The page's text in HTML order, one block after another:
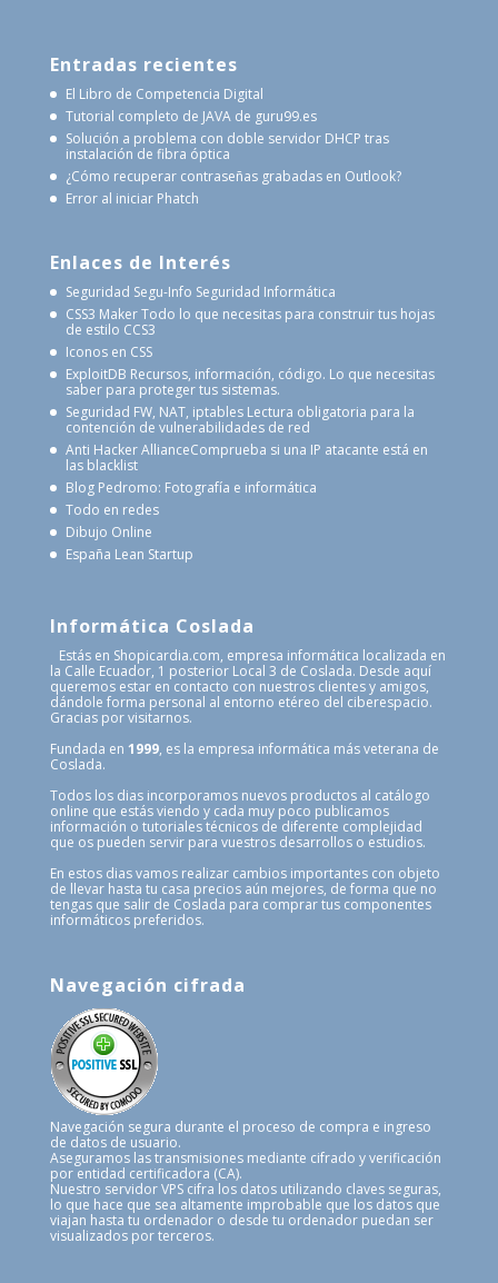
Entradas recientes
El Libro de Competencia Digital
Tutorial completo de JAVA de guru99.es
Solución a problema con doble servidor DHCP tras
instalación de fibra óptica
¿Cómo recuperar contraseñas grabadas en Outlook?
Error al iniciar Phatch
Enlaces de Interés
Seguridad Segu-Info Seguridad Informática
CSS3 MakerTodo lo que necesitas para construir tus hojas
de estilo CCS3
Iconos en CSS
ExploitDB Recursos, información, código. Lo que necesitas
saber para proteger tus sistemas.
Seguridad FW, NAT, iptablesLectura obligatoria para la
contención de vulnerabilidades de red
Anti Hacker AllianceComprueba si una IP atacante está en
las blacklist
Blog Pedromo: Fotografía e informática
Todo en redes
Dibujo Online
España Lean Startup
Informática Coslada
Estás en Shopicardia.com, empresa informática localizada en
la Calle Ecuador, 1 posterior Local 3 de Coslada. Desde aquí
queremos estar en contacto con nuestros clientes y amigos,
dándole forma personal al entorno etéreo del ciberespacio.
Gracias por visitarnos.
Fundada en 1999, es la empresa informática más veterana de
Coslada.
Todos los dias incorporamos nuevos productos al catálogo
online que estás viendo y cada muy poco publicamos
información o tutoriales técnicos de diferente complejidad
que os pueden servir para vuestros desarrollos o estudios.
En estos dias vamos realizar cambios importantes con objeto
de llevar hasta tu casa precios aún mejores, de forma que no
tengas que salir de Coslada para comprar tus componentes
informáticos preferidos.
Navegación cifrada
Navegación segura durante el proceso de compra e ingreso
de datos de usuario.
Aseguramos las transmisiones mediante cifrado y verificación
por entidad certificadora (CA).
Nuestro servidor VPS cifra los datos utilizando claves seguras,
lo que hace que sea altamente improbable que los datos que
viajan hasta tu ordenador o desde tu ordenador puedan ser
visualizados por terceros.